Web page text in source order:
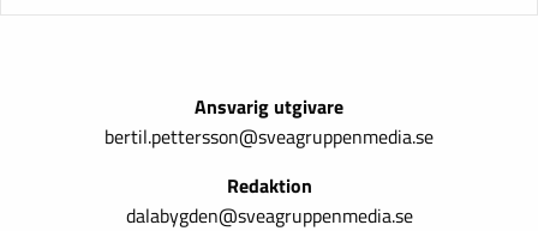
Ansvarig utgivare
bertil.pettersson@sveagruppenmedia.se
Redaktion
dalabygden@sveagruppenmedia.se